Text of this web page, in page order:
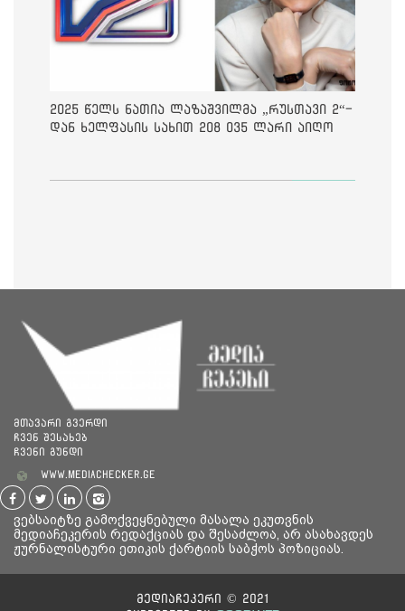
2025 წელს ნათია ლაზაშვილმა „რუსთავი 2“-
დან ხელფასის სახით 208 035 ლარი აიღო
მთავარი გვერდი
ჩვენ შესახებ
ჩვენი გუნდი
www.mediachecker.ge
ვებსაიტზე გამოქვეყნებული მასალა ეკუთვნის
მედიაჩეკერის რედაქციას და შესაძლოა, არ ასახავდეს
ჟურნალისტური ეთიკის ქარტიის საბჭოს პოზიციას.
მედიაჩეკერი © 2021